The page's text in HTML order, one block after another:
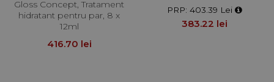
Gloss Concept, Tratament
hidratant pentru par, 8 x
12ml
416.70 lei
PRP: 403.39 Lei
383.22 lei